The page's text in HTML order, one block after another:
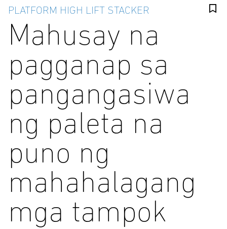
PLATFORM HIGH LIFT STACKER
Mahusay na
pagganap sa
pangangasiwa
ng paleta na
puno ng
mahahalagang
mga tampok